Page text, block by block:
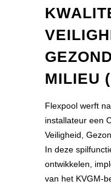
MILIEU
Flexpool werft
installateur een
Veiligheid,
In deze
ontwikkelen,
van het KVGM-